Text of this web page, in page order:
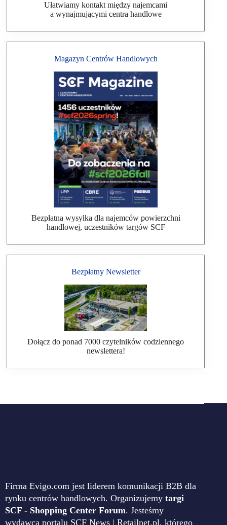
Ułatwiamy kontakt między najemcami
a wynajmującymi centra handlowe
Magazyn Centrów Handlowych
Bezpłatna wysyłka dla najemców powierzchni
handlowej, uczestników targów SCF
Bezpłatny Newsletter
Dołącz do ponad 7000 czytelników codziennego
newslettera!
Firma Evigo.com jest liderem komunikacji B2B dla
rynku centrów handlowych. Organizujemy targi
SCF - Shopping Center Forum. Jesteśmy
wydawcą portalu SCF News | Retailnet.pl, którego